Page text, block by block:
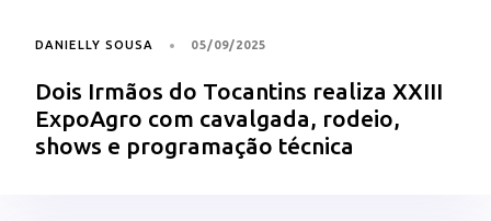
DANIELLY SOUSA 05/09/2025
Dois Irmãos do Tocantins realiza XXIII
ExpoAgro com cavalgada, rodeio,
shows e programação técnica